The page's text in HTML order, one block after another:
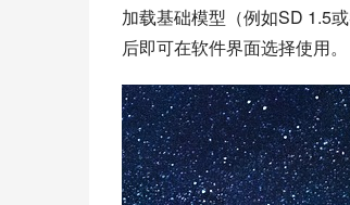
加载基础模型（例如SD 1.5
后即可在软件界面选择使用。